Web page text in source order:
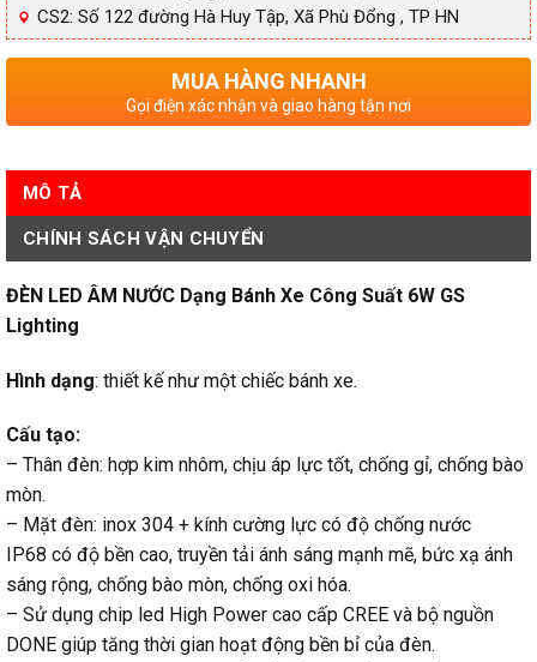
CS2: Số 122 đường Hà Huy Tập, Xã Phù Đổng , TP HN
MUA HÀNG NHANH
Gọi điện xác nhận và giao hàng tận nơi
MÔ TẢ
CHÍNH SÁCH VẬN CHUYỂN
ĐÈN LED ÂM NƯỚC Dạng Bánh Xe Công Suất 6W GS
Lighting
Hình dạng: thiết kế như một chiếc bánh xe.
Cấu tạo:
– Thân đèn: hợp kim nhôm, chịu áp lực tốt, chống gỉ, chống bào
mòn.
– Mặt đèn: inox 304 + kính cường lực có độ chống nước
IP68 có độ bền cao, truyền tải ánh sáng mạnh mẽ, bức xạ ánh
sáng rộng, chống bào mòn, chống oxi hóa.
– Sử dụng chip led High Power cao cấp CREE và bộ nguồn
DONE giúp tăng thời gian hoạt động bền bỉ của đèn.